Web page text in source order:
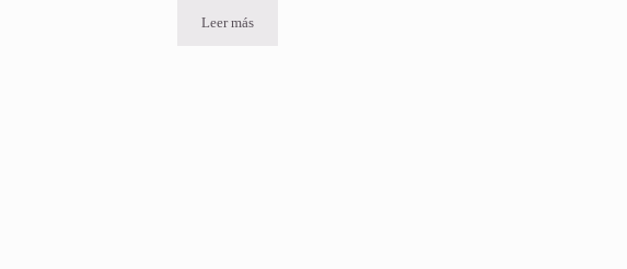
Leer más
Abogado